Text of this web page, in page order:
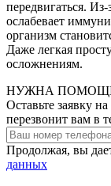
передвигаться.
ослабевает
организм
Даже легкая
осложнениям.
НУЖНА
Оставьте заявку
перезвонит вам в
Продолжая, вы
данных